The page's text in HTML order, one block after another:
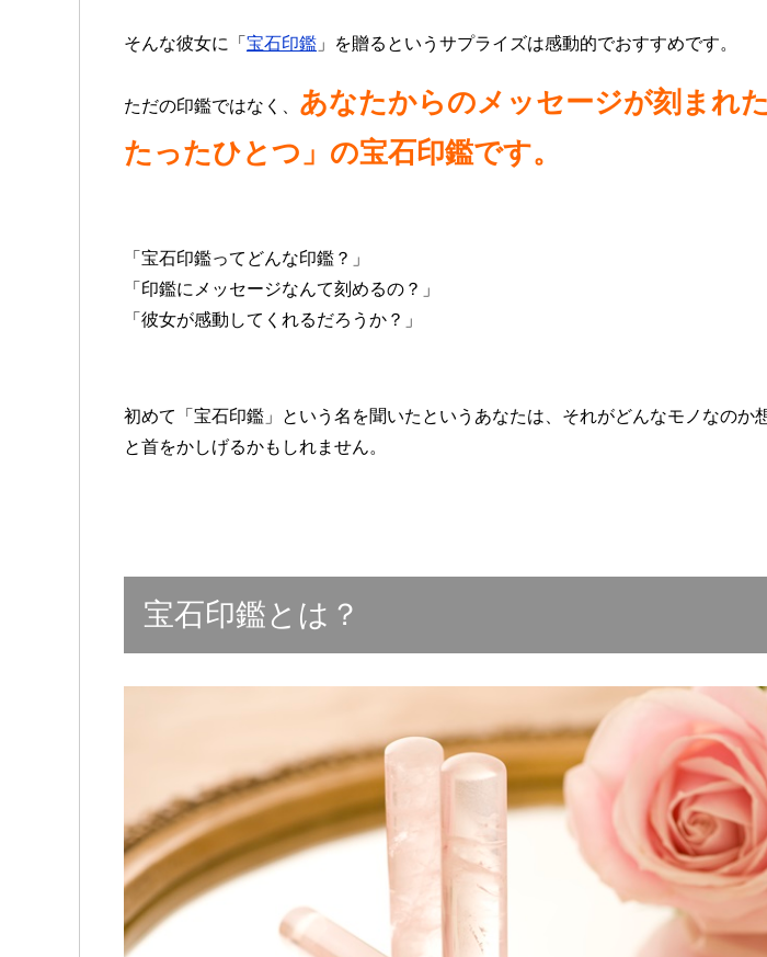
そんな彼女に「 宝石印鑑 」を贈るというサプライズは感動的でおすすめです。
ただの印鑑ではなく、 あなたからのメッセージが刻まれ
たったひとつ」の宝石印鑑です。
「宝石印鑑ってどんな印鑑？」
「印鑑にメッセージなんて刻めるの？」
「彼女が感動してくれるだろうか？」
初めて「宝石印鑑」という名を聞いたというあなたは、それがどんなモノなのか
と首をかしげるかもしれません。
宝石印鑑とは？